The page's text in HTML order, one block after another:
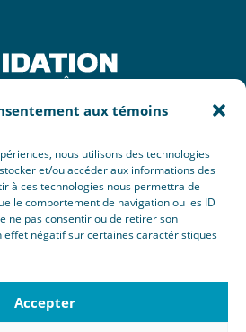
aux témoins
nous utilisons des technologies
et/ou accéder aux informations des
à ces technologies nous permettra de
le comportement de navigation ou les ID
ne pas consentir ou de retirer son
effet négatif sur certaines caractéristiques
Accepter
& Fenêtres Inc.